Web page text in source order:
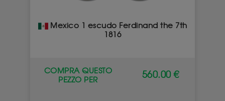
Mexico 1 escudo Ferdinand the 7th
1816
COMPRA QUESTO
PEZZO PER
560.00 €